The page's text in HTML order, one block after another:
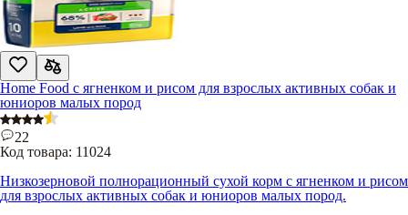
Home Food с ягненком и рисом для взрослых активных собак и
юниоров малых пород
22
Код товара: 11024
Низкозерновой полнорационный сухой корм с ягненком и рисом
для взрослых активных собак и юниоров малых пород.